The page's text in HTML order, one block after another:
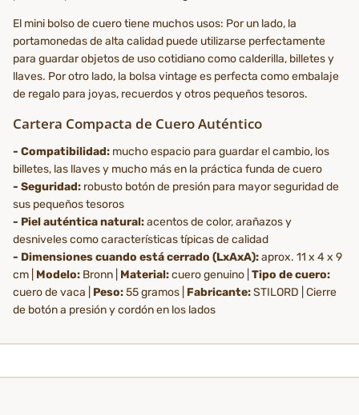
El mini bolso de cuero tiene muchos usos: Por un lado, la
portamonedas de alta calidad puede utilizarse perfectamente
para guardar objetos de uso cotidiano como calderilla, billetes y
llaves. Por otro lado, la bolsa vintage es perfecta como embalaje
de regalo para joyas, recuerdos y otros pequeños tesoros.
Cartera Compacta de Cuero Auténtico
- Compatibilidad: mucho espacio para guardar el cambio, los
billetes, las llaves y mucho más en la práctica funda de cuero
- Seguridad: robusto botón de presión para mayor seguridad de
sus pequeños tesoros
- Piel auténtica natural:acentos de color, arañazos y
desniveles como características típicas de calidad
- Dimensiones cuando está cerrado (LxAxA):aprox. 11 x 4 x 9
cm | Modelo: Bronn | Material:cuero genuino | Tipo de cuero:
cuero de vaca | Peso:55 gramos | Fabricante:STILORD | Cierre
de botón a presión y cordón en los lados